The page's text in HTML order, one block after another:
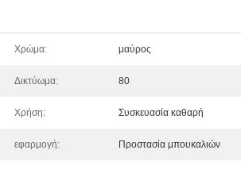
Χρώμα: μαύρος
Δικτύωμα: 80
Χρήση: Συσκευασία καθαρή
εφαρμογή: Προστασία μπουκαλιών